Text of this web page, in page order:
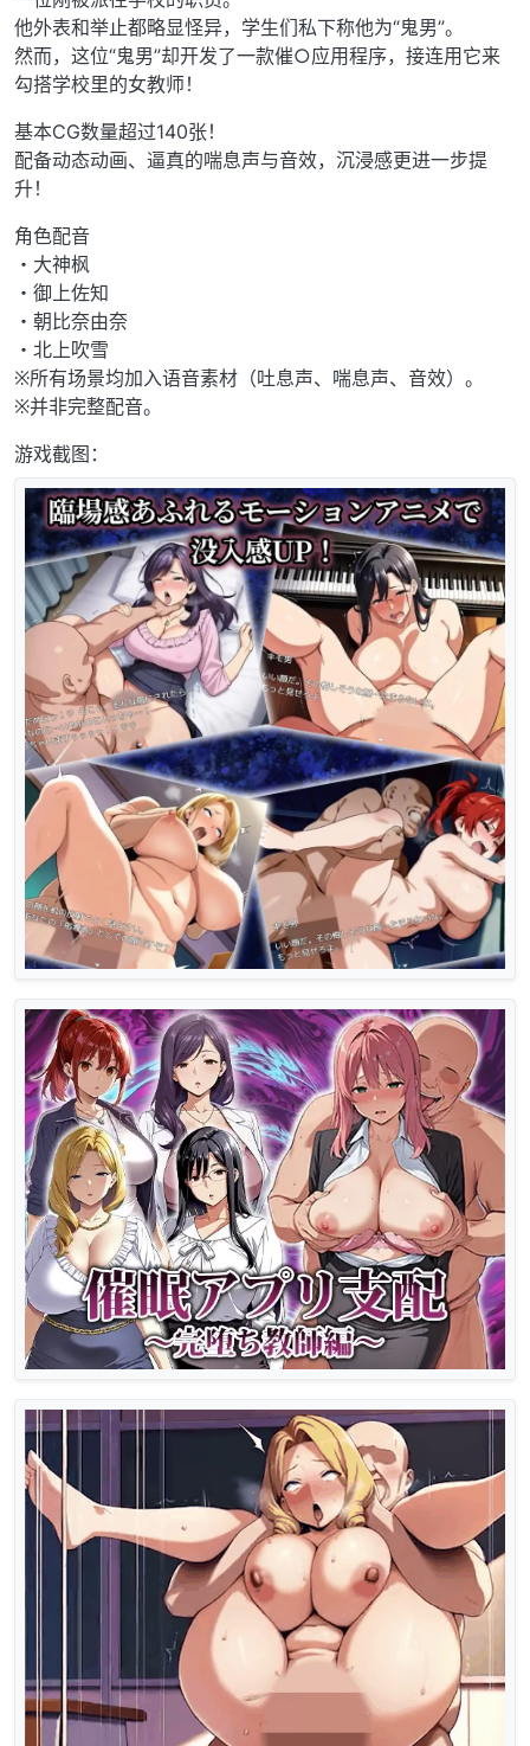
他外表和举止都略显怪异，学生们私下称他为“鬼男”。
然而，这位“鬼男”却开发了一款催○应用程序，接连用它来
勾搭学校里的女教师！
基本CG数量超过140张！
配备动态动画、逼真的喘息声与音效，沉浸感更进一步提
升！
角色配音
・大神枫
・御上佐知
・朝比奈由奈
・北上吹雪
※所有场景均加入语音素材（吐息声、喘息声、音效）。
※并非完整配音。
游戏截图：